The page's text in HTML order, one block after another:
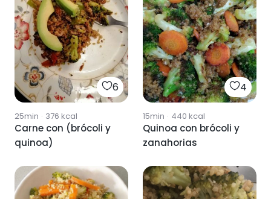
6
25min · 376 kcal
Carne con (brócoli y
quinoa)
4
15min · 440 kcal
Quinoa con brócoli y
zanahorias